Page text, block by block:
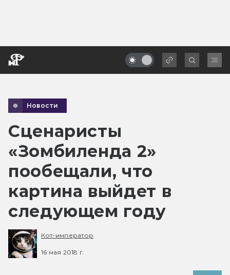
Новости
Сценаристы
«Зомбиленда 2»
пообещали, что
картина выйдет в
следующем году
Кот-император
16 мая 2018 г.